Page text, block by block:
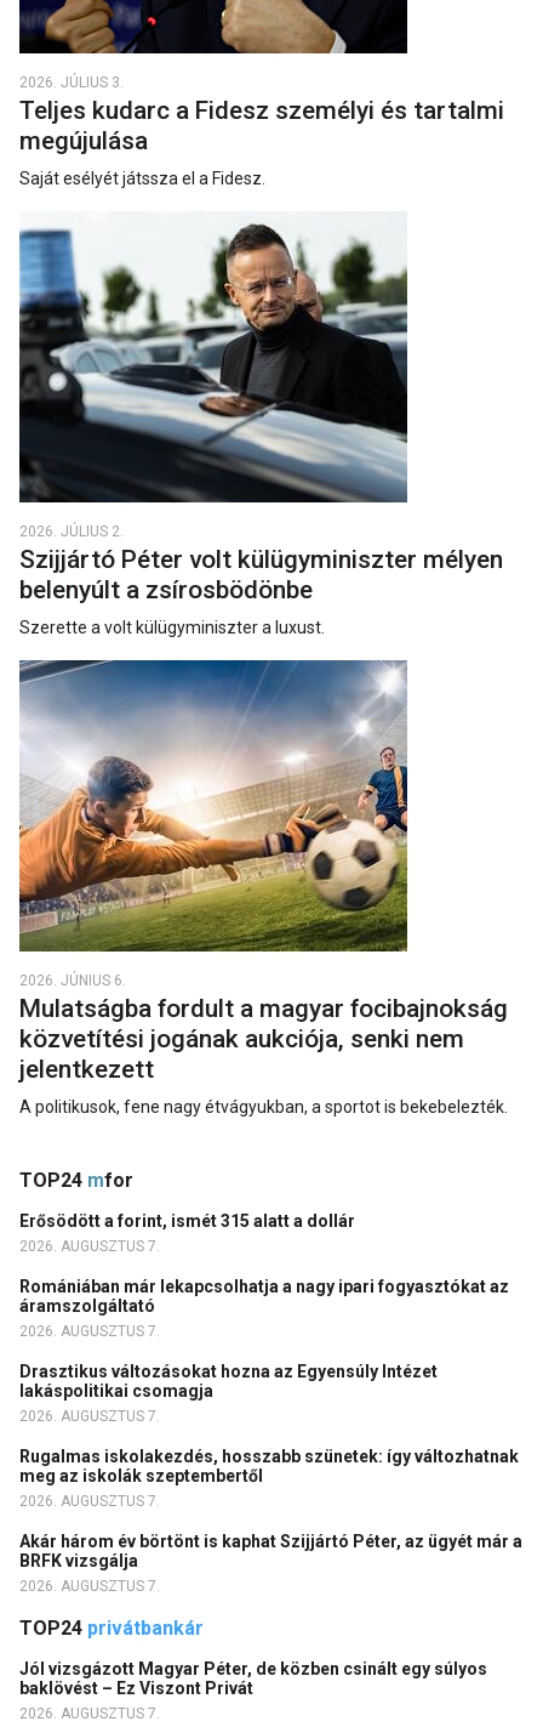
2026. JÚLIUS 3.
Teljes kudarc a Fidesz személyi és tartalmi
megújulása
Saját esélyét játssza el a Fidesz.
2026. JÚLIUS 2.
Szijjártó Péter volt külügyminiszter mélyen
belenyúlt a zsírosbödönbe
Szerette a volt külügyminiszter a luxust.
2026. JÚNIUS 6.
Mulatságba fordult a magyar focibajnokság
közvetítési jogának aukciója, senki nem
jelentkezett
A politikusok, fene nagy étvágyukban, a sportot is bekebelezték.
TOP24 mfor
Erősödött a forint, ismét 315 alatt a dollár
2026. AUGUSZTUS 7.
Romániában már lekapcsolhatja a nagy ipari fogyasztókat az
áramszolgáltató
2026. AUGUSZTUS 7.
Drasztikus változásokat hozna az Egyensúly Intézet
lakáspolitikai csomagja
2026. AUGUSZTUS 7.
Rugalmas iskolakezdés, hosszabb szünetek: így változhatnak
meg az iskolák szeptembertől
2026. AUGUSZTUS 7.
Akár három év börtönt is kaphat Szijjártó Péter, az ügyét már a
BRFK vizsgálja
2026. AUGUSZTUS 7.
TOP24 privátbankár
Jól vizsgázott Magyar Péter, de közben csinált egy súlyos
baklövést – Ez Viszont Privát
2026. AUGUSZTUS 7.